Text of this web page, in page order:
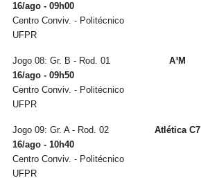
16/ago - 09h00
Centro Conviv. - Politécnico
UFPR
Jogo 08: Gr. B - Rod. 01
16/ago - 09h50
Centro Conviv. - Politécnico
UFPR
A³M
Jogo 09: Gr. A - Rod. 02
16/ago - 10h40
Centro Conviv. - Politécnico
UFPR
Atlética C7